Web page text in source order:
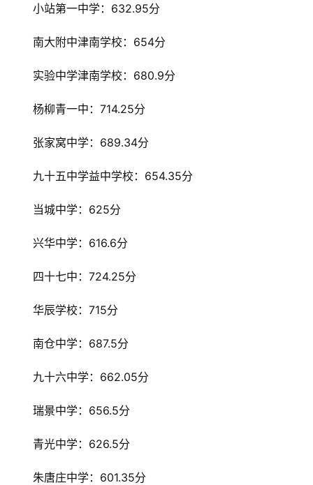
小站第一中学：632.95分
南大附中津南学校：654分
实验中学津南学校：680.9分
杨柳青一中：714.25分
张家窝中学：689.34分
九十五中学益中学校：654.35分
当城中学：625分
兴华中学：616.6分
四十七中：724.25分
华辰学校：715分
南仓中学：687.5分
九十六中学：662.05分
瑞景中学：656.5分
青光中学：626.5分
朱唐庄中学：601.35分